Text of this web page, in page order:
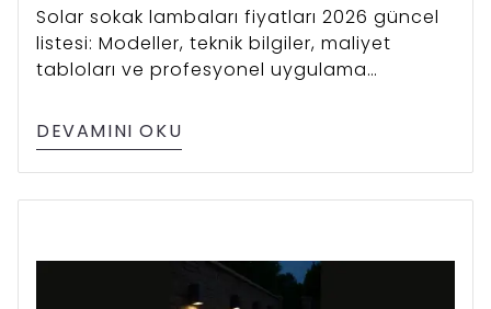
Solar sokak lambaları fiyatları 2026 güncel
listesi: Modeller, teknik bilgiler, maliyet
tabloları ve profesyonel uygulama
DEVAMINI OKU